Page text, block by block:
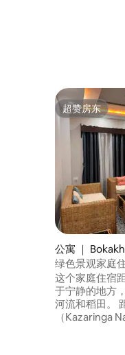
超赞房东
超赞房东
公寓 ｜
绿色景观家庭
这个家庭住宿
于宁静的地方
河流和稻田。
（Kazaringa